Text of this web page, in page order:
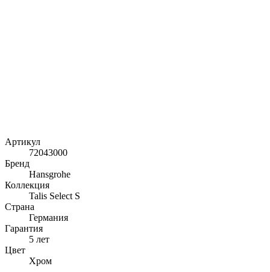
Артикул
72043000
Бренд
Hansgrohe
Коллекция
Talis Select S
Страна
Германия
Гарантия
5 лет
Цвет
Хром